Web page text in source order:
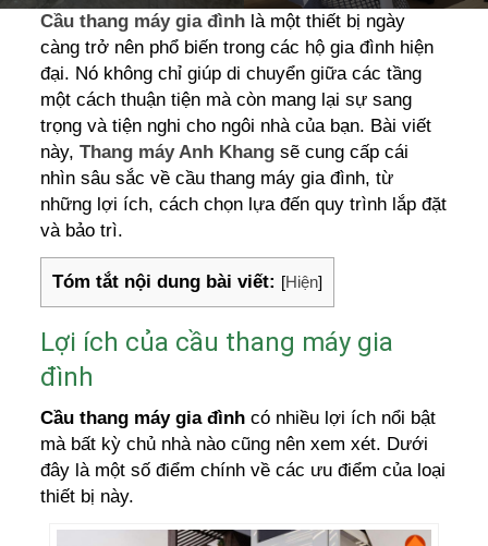
Cầu thang máy gia đình là một thiết bị ngày
càng trở nên phổ biến trong các hộ gia đình hiện
đại. Nó không chỉ giúp di chuyển giữa các tầng
một cách thuận tiện mà còn mang lại sự sang
trọng và tiện nghi cho ngôi nhà của bạn. Bài viết
này,Thang máy Anh Khang sẽ cung cấp cái
nhìn sâu sắc về cầu thang máy gia đình, từ
những lợi ích, cách chọn lựa đến quy trình lắp đặt
và bảo trì.
Tóm tắt nội dung bài viết: [Hiện]
Lợi ích của cầu thang máy gia
đình
Cầu thang máy gia đình có nhiều lợi ích nổi bật
mà bất kỳ chủ nhà nào cũng nên xem xét. Dưới
đây là một số điểm chính về các ưu điểm của loại
thiết bị này.